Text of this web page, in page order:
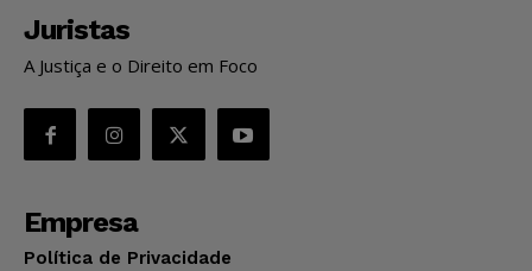
Juristas
A Justiça e o Direito em Foco
Empresa
Política de Privacidade